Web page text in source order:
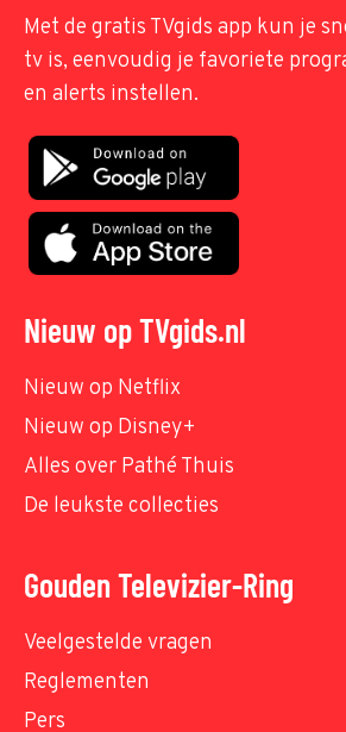
Met de gratis TVgids app kun je
tv is, eenvoudig je favoriete
en alerts instellen.
Nieuw op TVgids.nl
Nieuw op Netflix
Nieuw op Disney+
Alles over Pathé Thuis
De leukste collecties
Gouden Televizier-Ring
Veelgestelde vragen
Reglementen
Pers